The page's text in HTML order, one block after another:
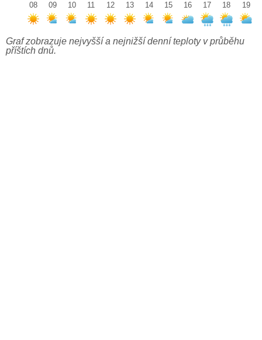
08
09
10
11
12
13
14
15
16
17
18
19
Graf zobrazuje nejvyšší a nejnižší denní teploty v průběhu
příštích dnů.